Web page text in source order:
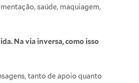
saúde, maquiagem,
Na via inversa, como isso
tanto de apoio quanto